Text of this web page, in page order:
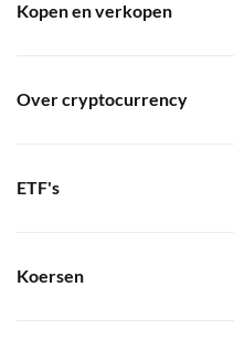
Kopen en verkopen
Over cryptocurrency
ETF's
Koersen